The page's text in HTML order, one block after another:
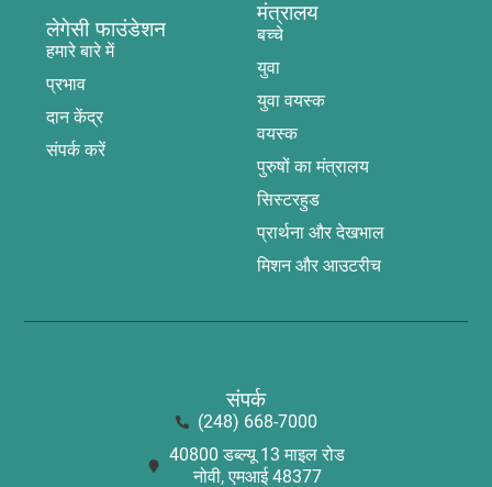
लेगेसी फाउंडेशन
हमारे बारे में
प्रभाव
दान केंद्र
संपर्क करें
मंत्रालय
बच्चे
युवा
युवा वयस्क
वयस्क
पुरुषों का मंत्रालय
सिस्टरहुड
प्रार्थना और देखभाल
मिशन और आउटरीच
संपर्क
(248) 668-7000
40800 डब्ल्यू 13 माइल रोड
नोवी, एमआई 48377